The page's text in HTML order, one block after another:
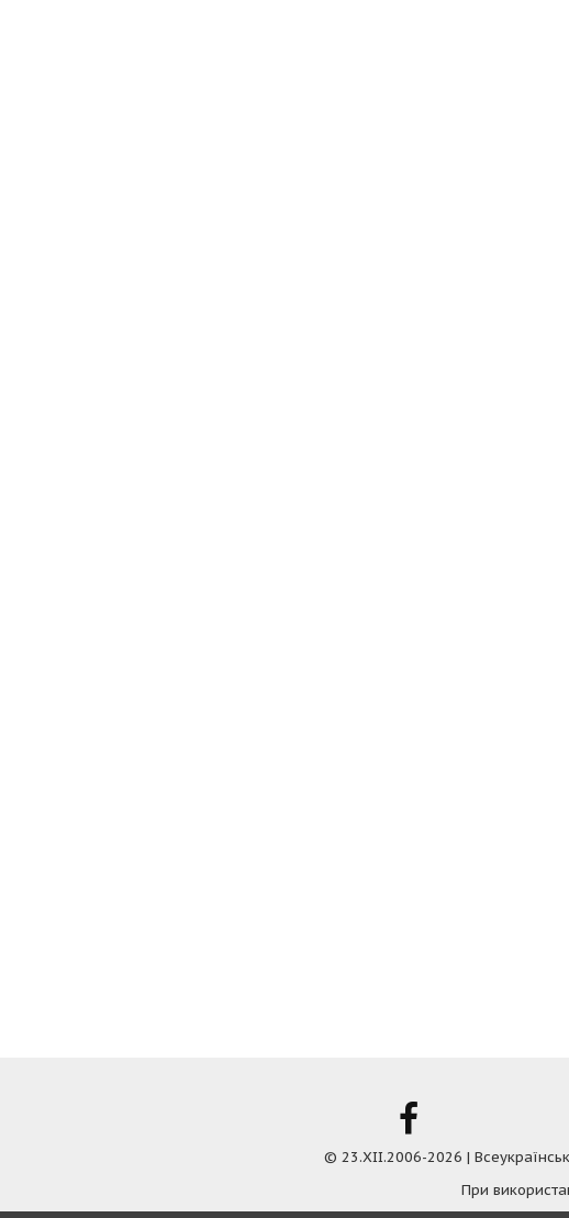
© 23.XII.2006-2026 |
При